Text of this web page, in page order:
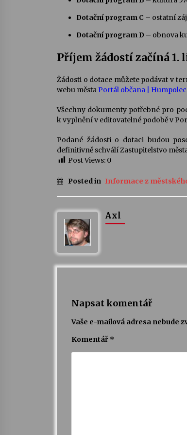
Dotační program C – ostatní
Dotační program D – obnova
Příjem žádostí začíná 1.
Žádosti o dotace můžete podávat v
webu města Portál občana | Humpolec
Všechny dokumenty potřebné pro
k vyplnění v editovatelné podobě v
Podané žádosti o dotaci budou
definitivně schválí Zastupitelstvo
Post Views: 0
Posted in Informace z
Axl
Napsat komentář
Vaše e-mailová adresa nebude
Komentář *